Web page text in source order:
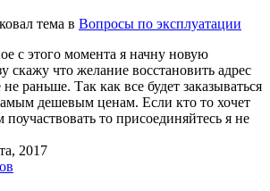
тема в Вопросы по эксплуатации
с этого момента я начну новую
скажу что желание восстановить адрес
не раньше. Так как все будет заказываться
дешевым ценам. Если кто то хочет
то присоединяйтесь я не
2017